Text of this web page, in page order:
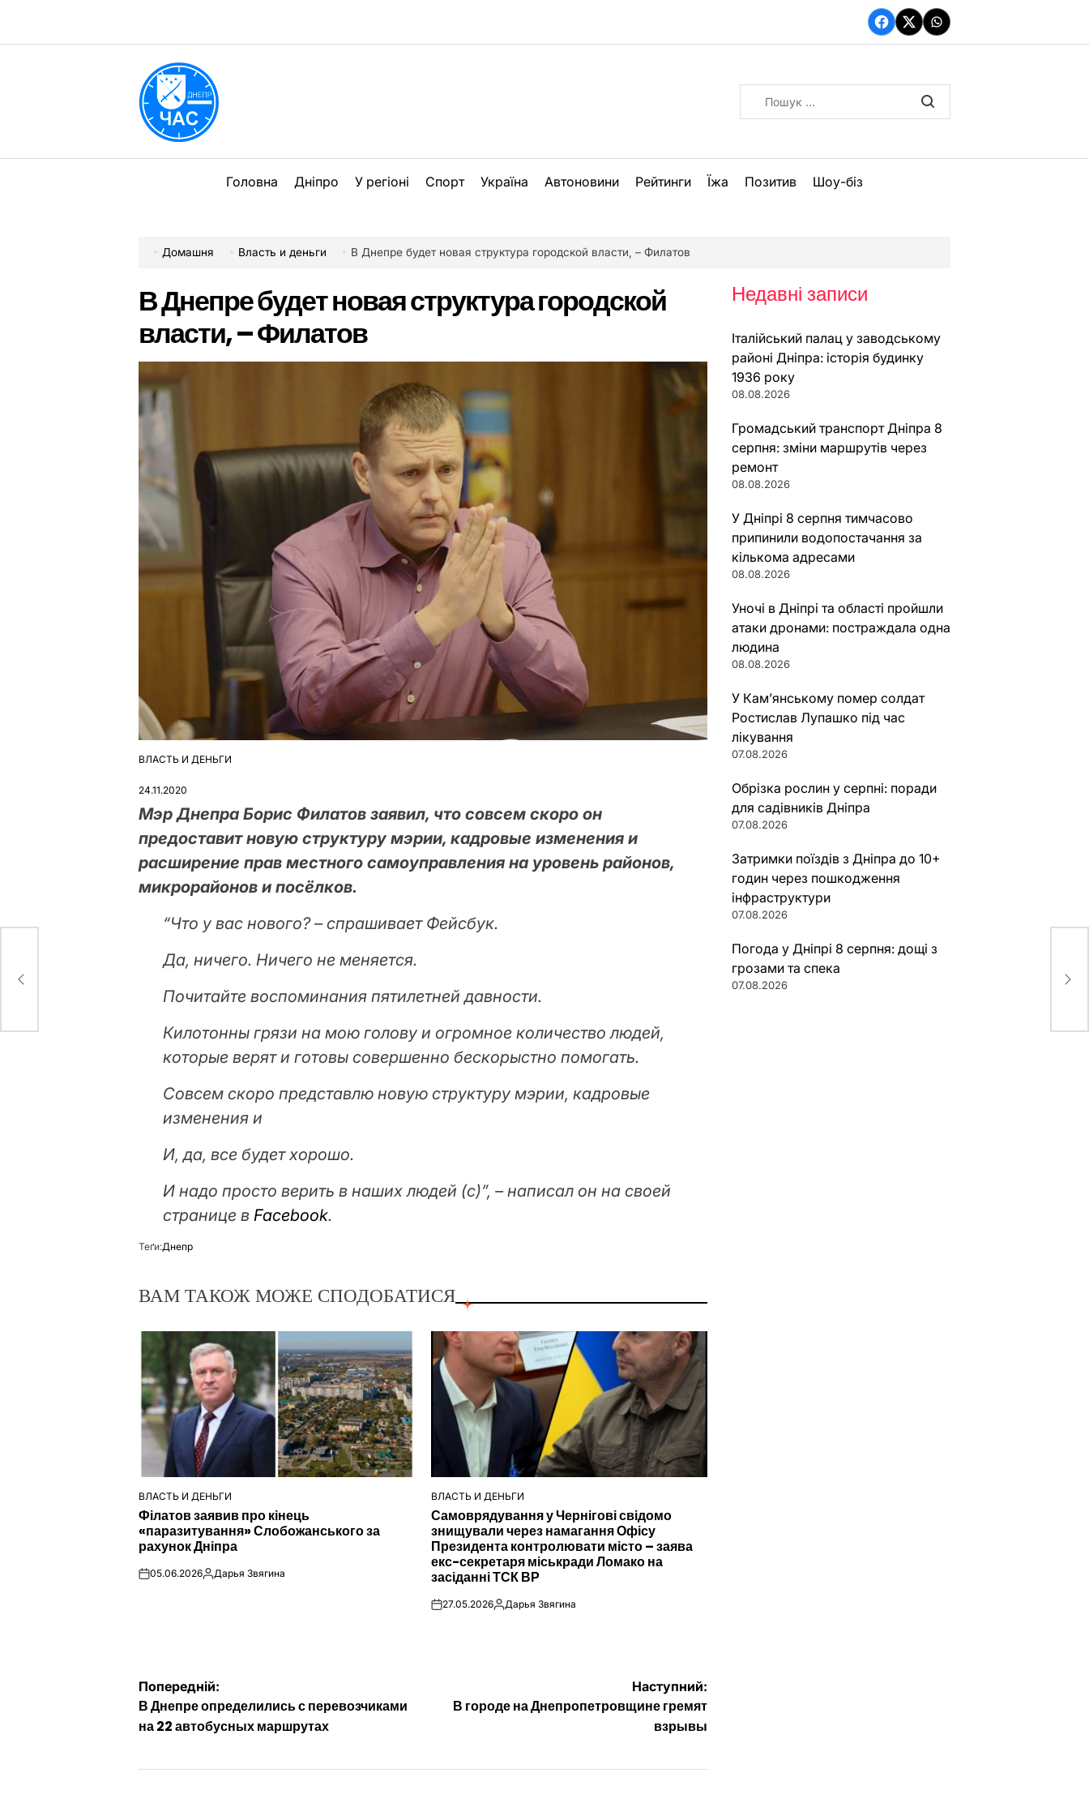
вмісту
Facebook
TwitterWhatsApp
Головна Дніпро У регіоні Спорт Україна Автоновини Рейтинги Їжа Позитив Шоу-біз
Домашня Власть и деньги В Днепре будет новая структура городской власти, – Филатов
В Днепре будет новая структура городской
власти, – Филатов
ОПУБЛІКУВАТИ
ВЛАСТЬ И ДЕНЬГИ
24.11.2020
Мэр Днепра Борис Филатов заявил, что совсем скоро он
предоставит новую структуру мэрии, кадровые изменения и
расширение прав местного самоуправления на уровень районов,
микрорайонов и посёлков.
“Что у вас нового? – спрашивает Фейсбук.
Да, ничего. Ничего не меняется.
Почитайте воспоминания пятилетней давности.
Килотонны грязи на мою голову и огромное количество людей,
которые верят и готовы совершенно бескорыстно помогать.
Совсем скоро представлю новую структуру мэрии, кадровые
изменения и
И, да, все будет хорошо.
И надо просто верить в наших людей (с)”, – написал он на своей
странице вFacebook.
Теґи:Днепр
ВАМ ТАКОЖ МОЖЕ СПОДОБАТИСЯ
ОПУБЛІКУВАТИ
У
ВЛАСТЬ И ДЕНЬГИ
Філатов заявив про кінець
«паразитування» Слобожанського за
рахунок Дніпра
on05.06.2026Опубліковано
Дарья Звягина
ОПУБЛІКУВАТИ
У
ВЛАСТЬ И ДЕНЬГИ
Самоврядування у Чернігові свідомо
знищували через намагання Офісу
Президента контролювати місто – заява
екс-секретаря міськради Ломако на
засіданні ТСК ВР
on27.05.2026Опубліковано
Дарья Звягина
Навігація
записів
Попередній:
В Днепре определились с перевозчиками
на 22 автобусных маршрутах
Наступний:
В городе на Днепропетровщине гремят
взрывы
Недавні записи
Італійський палац у заводському
районі Дніпра: історія будинку
1936 року
08.08.2026
Громадський транспорт Дніпра 8
серпня: зміни маршрутів через
ремонт
08.08.2026
У Дніпрі 8 серпня тимчасово
припинили водопостачання за
кількома адресами
08.08.2026
Уночі в Дніпрі та області пройшли
атаки дронами: постраждала одна
людина
08.08.2026
У Кам’янському помер солдат
Ростислав Лупашко під час
лікування
07.08.2026
Обрізка рослин у серпні: поради
для садівників Дніпра
07.08.2026
Затримки поїздів з Дніпра до 10+
годин через пошкодження
інфраструктури
07.08.2026
Погода у Дніпрі 8 серпня: дощі з
грозами та спека
07.08.2026